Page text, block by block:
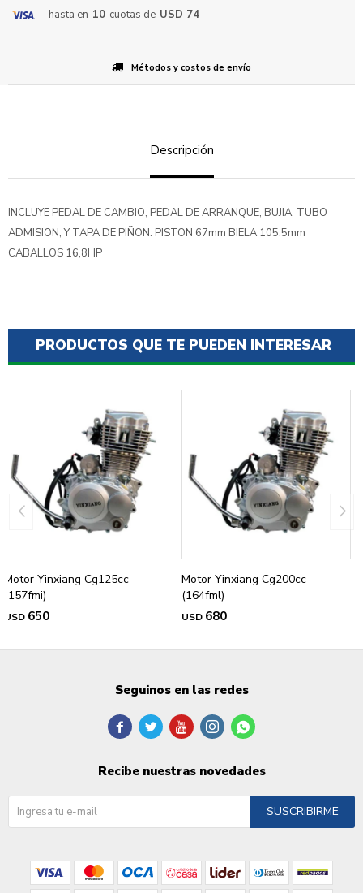
hasta en 10 cuotas de USD 74
Métodos y costos de envío
Descripción
INCLUYE PEDAL DE CAMBIO, PEDAL DE ARRANQUE, BUJIA, TUBO
ADMISION, Y TAPA DE PIÑON. PISTON 67mm BIELA 105.5mm
CABALLOS 16,8HP
PRODUCTOS QUE TE PUEDEN INTERESAR
Motor Yinxiang Cg125cc
(157fmi)
USD 650
Motor Yinxiang Cg200cc
(164fml)
USD 680
Seguinos en las redes
    
Recibe nuestras novedades
SUSCRIBIRME